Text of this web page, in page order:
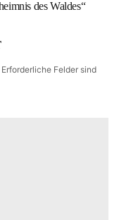
des Waldes“
Erforderliche Felder sind